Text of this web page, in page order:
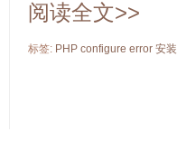
阅读全文>>
标签: PHP configure error 安装